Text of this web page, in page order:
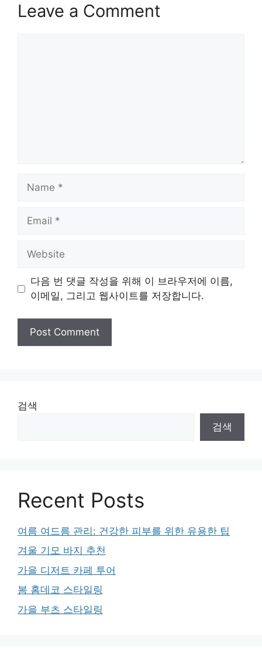
Leave a Comment
Name
Email
Website
다음 번 댓글 작성을 위해 이 브라우저에 이름,
이메일, 그리고 웹사이트를 저장합니다.
검색
검색
Recent Posts
여름 여드름 관리: 건강한 피부를 위한 유용한 팁
겨울 기모 바지 추천
가을 디저트 카페 투어
봄 홈데코 스타일링
가을 부츠 스타일링